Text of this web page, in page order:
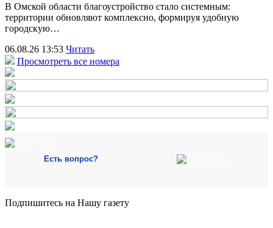
В Омской области благоустройство стало системным:
территории обновляют комплексно, формируя удобную
городскую…
06.08.26 13:53 Читать
Просмотреть все номера
Есть вопрос?
Подпишитесь на Нашу газету